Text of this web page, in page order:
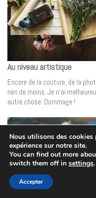
Au niveau artistique
Encore de la couture, de la
rien de moins. Je n’ai
autre chose. Dommage !
Nous utilisons des
expérience sur notre site.
You can find out more
switch them off in settings.
Accepter